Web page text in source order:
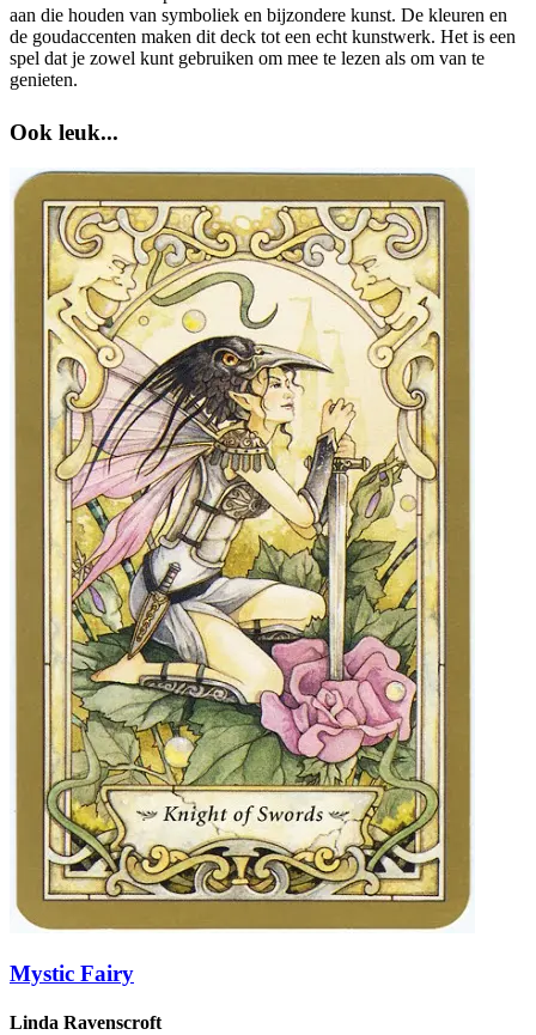
aan die houden van symboliek en bijzondere kunst. De kleuren en
de goudaccenten maken dit deck tot een echt kunstwerk. Het is een
spel dat je zowel kunt gebruiken om mee te lezen als om van te
genieten.
Ook leuk...
Mystic Fairy
Linda Ravenscroft